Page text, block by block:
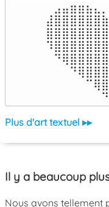
Plus d'art textuel ▸▸
Il y a beaucoup
Nous avons tellement